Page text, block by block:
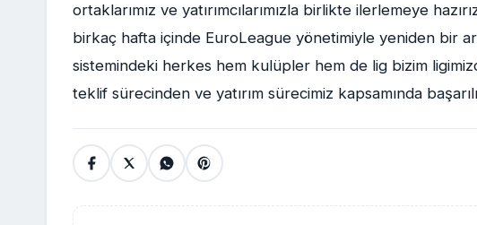
ortaklarımız ve yatırımcılarımızla birlikte ilerlemeye
birkaç hafta içinde EuroLeague yönetimiyle yeniden bir
sistemindeki herkes hem kulüpler hem de lig bizim
teklif sürecinden ve yatırım sürecimiz kapsamında